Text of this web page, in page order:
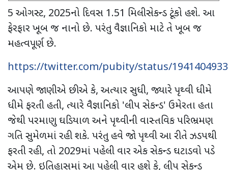
5 ઓગસ્ટ, 2025નો દિવસ 1.51 મિલીસેકન્ડ ટૂંકો હશે. આ
ફેરફાર ખૂબ જ નાનો છે. પરંતુ વૈજ્ઞાનિકો માટે તે ખૂબ જ
મહત્વપૂર્ણ છે.
https://twitter.com/pubity/status/
આપણે જાણીએ છીએ કે, અત્યાર સુધી, જ્યારે પૃથ્વી ધીમે
ધીમે ફરતી હતી, ત્યારે વૈજ્ઞાનિકો 'લીપ સેકન્ડ' ઉમેરતા હતા
જેથી પરમાણુ ઘડિયાળ અને પૃથ્વીની વાસ્તવિક પરિભ્રમણ
ગતિ સુમેળમાં રહી શકે. પરંતુ હવે જો પૃથ્વી આ રીતે ઝડપથી
ફરતી રહી, તો 2029માં પહેલી વાર એક સેકન્ડ ઘટાડવો પડે
એમ છે. ઇતિહાસમાં આ પહેલી વાર હશે કે, લીપ સેકન્ડ